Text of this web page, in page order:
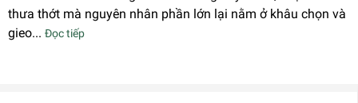
thưa thớt mà nguyên nhân phần lớn lại nằm ở khâu chọn và
gieo... Đọc tiếp